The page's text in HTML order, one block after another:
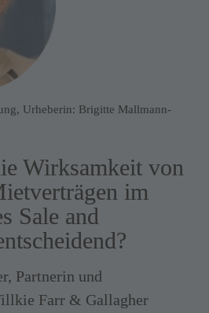
Urheberin: Brigitte Mallmann-
Wirksamkeit von
im
Sale and
Partnerin und
Farr & Gallagher